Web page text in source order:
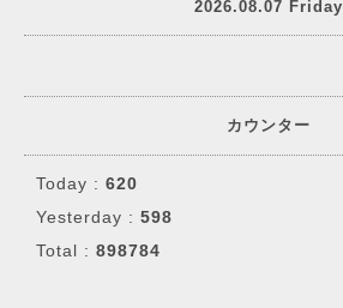
2026.08.07 Friday
カウンター
Today : 620
Yesterday : 598
Total : 898784